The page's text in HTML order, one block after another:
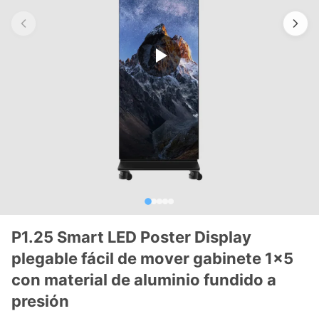
P1.25 Smart LED Poster Display
plegable fácil de mover gabinete 1x5
con material de aluminio fundido a
presión